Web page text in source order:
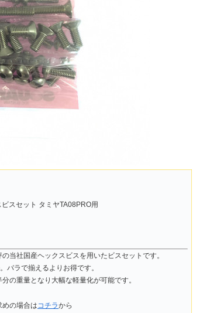
スセット タミヤTA08PRO用
当社国産ヘックスビスを用いたビスセットです。
バラで揃えるよりお得です。
の重量となり大幅な軽量化が可能です。
めの場合は コチラから